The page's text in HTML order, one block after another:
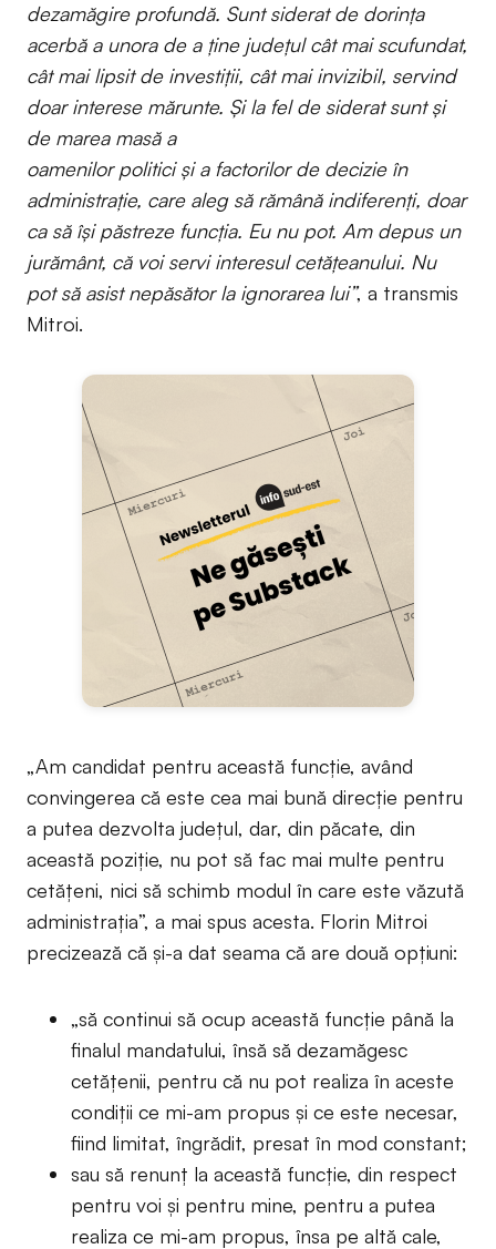
dezamăgire profundă. Sunt siderat de dorinţa
acerbă a unora de a ține județul cât mai scufundat,
cât mai lipsit de investiții, cât mai invizibil, servind
doar interese mărunte. Şi la fel de siderat sunt şi
de marea masă a
oamenilor politici şi a factorilor de decizie în
administrație, care aleg să rămână indiferenți, doar
ca să își păstreze funcția. Eu nu pot. Am depus un
jurământ, că voi servi interesul cetățeanului. Nu
pot să asist nepăsător la ignorarea lui”, a transmis
Mitroi.
„Am candidat pentru această funcție, având
convingerea că este cea mai bună direcție pentru
a putea dezvolta judeţul, dar, din păcate, din
această poziție, nu pot să fac mai multe pentru
cetățeni, nici să schimb modul în care este văzută
administrația”, a mai spus acesta. Florin Mitroi
precizează că și-a dat seama că are două opțiuni:
„să continui să ocup această funcție până la
finalul mandatului, însă să dezamăgesc
cetățenii, pentru că nu pot realiza în aceste
condiții ce mi-am propus și ce este necesar,
fiind limitat, îngrădit, presat în mod constant;
sau să renunţ la această funcție, din respect
pentru voi și pentru mine, pentru a putea
realiza ce mi-am propus, însa pe altă cale,